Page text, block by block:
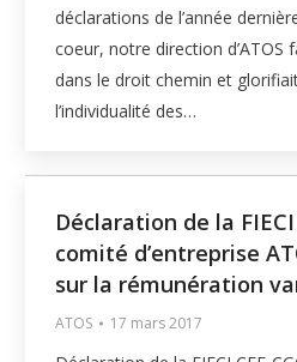
déclarations de l’année
coeur, notre direction d’ATOS
dans le droit chemin et
l’individualité des…
Déclaration de la FIECI
comité d’entreprise
sur la rémunération
ATOS 17 mars 2017